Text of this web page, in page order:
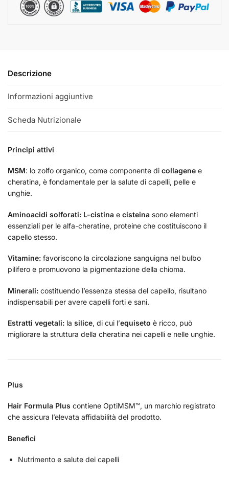
Descrizione
Informazioni aggiuntive
Scheda Nutrizionale
Principi attivi
MSM: lo zolfo organico, come componente di collagene e
cheratina, è fondamentale per la salute di capelli, pelle e
unghie.
Aminoacidi solforati: L-cistina e cisteina sono elementi
essenziali per le alfa-cheratine, proteine che costituiscono il
capello stesso.
Vitamine: favoriscono la circolazione sanguigna nel bulbo
pilifero e promuovono la pigmentazione della chioma.
Minerali: costituendo l’essenza stessa del capello, risultano
indispensabili per avere capelli forti e sani.
Estratti vegetali: la silice, di cui l’equiseto è ricco, può
migliorare la struttura della cheratina nei capelli e nelle unghie.
Plus
Hair Formula Plus contiene OptiMSM™, un marchio registrato
che assicura l’elevata affidabilità del prodotto.
Benefici
Nutrimento e salute dei capelli